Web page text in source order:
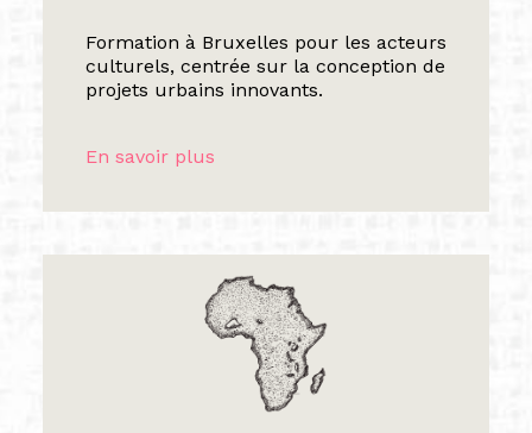
Formation à Bruxelles pour les acteurs
culturels, centrée sur la conception de
projets urbains innovants.
En savoir plus